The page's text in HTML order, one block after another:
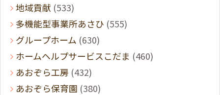
地域貢献 (533)
多機能型事業所あさひ (555)
グループホーム (630)
ホームヘルプサービスこだま (460)
あおぞら工房 (432)
あおぞら保育園 (380)